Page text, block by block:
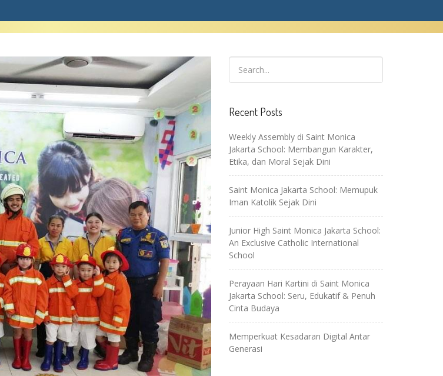
Recent Posts
Weekly Assembly di Saint Monica
Jakarta School: Membangun Karakter,
Etika, dan Moral Sejak Dini
Saint Monica Jakarta School: Memupuk
Iman Katolik Sejak Dini
Junior High Saint Monica Jakarta School:
An Exclusive Catholic International
School
Perayaan Hari Kartini di Saint Monica
Jakarta School: Seru, Edukatif & Penuh
Cinta Budaya
Memperkuat Kesadaran Digital Antar
Generasi